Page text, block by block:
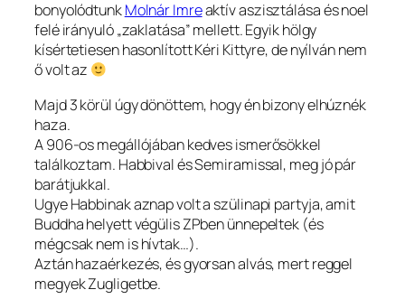
bonyolódtunkMolnár Imreaktív aszisztálása és noel
felé irányuló „zaklatása” mellett. Egyik hölgy
kísértetiesen hasonlított Kéri Kittyre, de nyílván nem
ő volt az
Majd 3 körül úgy dönöttem, hogy én bizony elhúznék
haza.
A 906-os megállójában kedves ismerősökkel
találkoztam. Habbival és Semiramissal, meg jó pár
barátjukkal.
Ugye Habbinak aznap volt a szülinapi partyja, amit
Buddha helyett végülis ZPben ünnepeltek (és
mégcsak nem is hívtak…).
Aztán hazaérkezés, és gyorsan alvás, mert reggel
megyek Zugligetbe.